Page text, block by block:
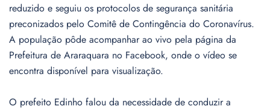
reduzido e seguiu os protocolos de segurança sanitária
preconizados pelo Comitê de Contingência do Coronavírus.
A população pôde acompanhar ao vivo pela página da
Prefeitura de Araraquara no Facebook, onde o vídeo se
encontra disponível para visualização.
O prefeito Edinho falou da necessidade de conduzir a